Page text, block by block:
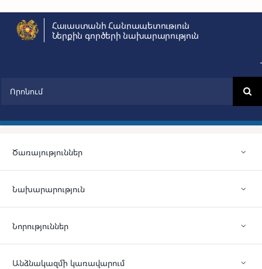
content
Հայաստանի Հանրապետություն
Ներքին գործերի նախարարություն
Ծառայություններ
Նախարարություն
Նորություններ
Անձնակազմի կառավարում